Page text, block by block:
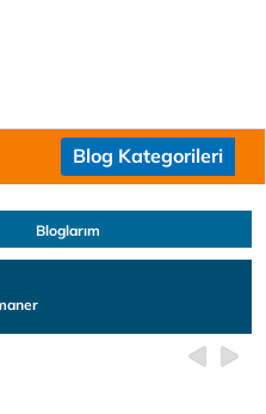
Blog Kategorileri
Bloglarım